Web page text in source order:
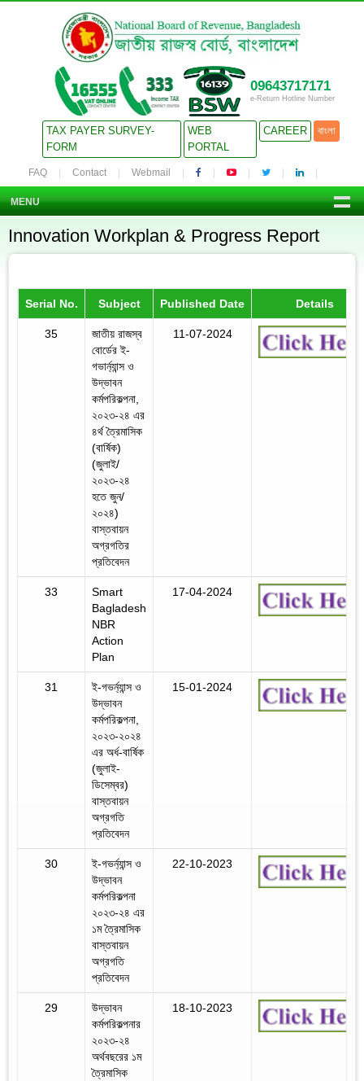
09643717171
e-Return Hotline Number
TAX PAYER SURVEY-
FORM
WEB
PORTAL
CAREER বাংলা
FAQ Contact Webmail
MENU
Innovation Workplan & Progress Report
Serial No. Subject Published Date Details
35
জাতীয় রাজস্ব
বোর্ডের ই-
গভার্ন্যান্স ও
উদ্ভাবন
কর্মপরিকল্পনা,
২০২৩-২৪ এর
৪র্থ ত্রৈমাসিক
(বার্ষিক)
(জুলাই/
২০২৩-২৪
হতে জুন/
২০২৪)
বাস্তবায়ন
অগ্রগতির
প্রতিবেদন
11-07-2024
33
Smart
Bagladesh
NBR
Action
Plan
17-04-2024
31
ই-গভর্ন্যান্স ও
উদ্ভাবন
কর্মপরিকল্পনা,
২০২৩-২০২৪
এর অর্ধ-বার্ষিক
(জুলাই-
ডিসেম্বর)
বাস্তবায়ন
অগ্রগতি
প্রতিবেদন
15-01-2024
30
ই-গভর্ন্যান্স ও
‍উদ্ভাবন
কর্মপরিকল্পনা
২০২৩-২৪ এর
১ম ত্রৈমাসিক
বাস্তবায়ন
অগ্রগতি
প্রতিবেদন
22-10-2023
29
উদ্ভাবন
কর্মপরিকল্পনার
২০২৩-২৪
অর্থবছরের ১ম
ত্রৈমাসিক
18-10-2023